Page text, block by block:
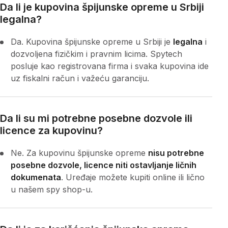
Da li je kupovina špijunske opreme u Srbiji
legalna?
Da. Kupovina špijunske opreme u Srbiji je legalna i
dozvoljena fizičkim i pravnim licima. Spytech
posluje kao registrovana firma i svaka kupovina ide
uz fiskalni račun i važeću garanciju.
Da li su mi potrebne posebne dozvole ili
licence za kupovinu?
Ne. Za kupovinu špijunske opreme nisu potrebne
posebne dozvole, licence niti ostavljanje ličnih
dokumenata. Uređaje možete kupiti online ili lično
u našem spy shop-u.